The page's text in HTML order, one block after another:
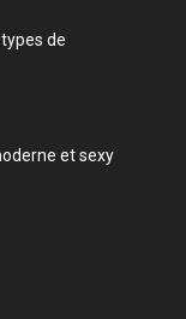
de
et sexy